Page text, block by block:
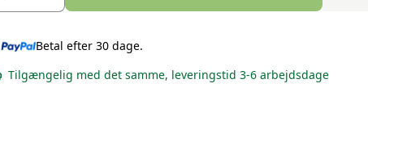
Betal efter 30 dage.
Tilgængelig med det samme, leveringstid 3-6 arbejdsdage